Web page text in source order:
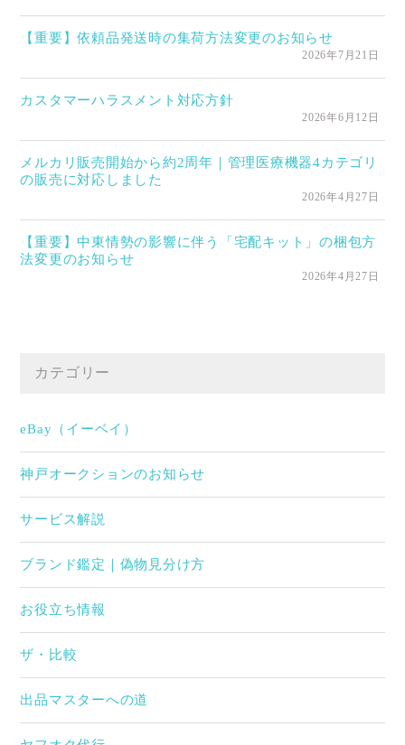
【重要】依頼品発送時の集荷方法変更のお知らせ
2026年7月21日
カスタマーハラスメント対応方針
2026年6月12日
メルカリ販売開始から約2周年｜管理医療機器4カテゴリ
の販売に対応しました
2026年4月27日
【重要】中東情勢の影響に伴う「宅配キット」の梱包方
法変更のお知らせ
2026年4月27日
カテゴリー
eBay（イーベイ）
神戸オークションのお知らせ
サービス解説
ブランド鑑定｜偽物見分け方
お役立ち情報
ザ・比較
出品マスターへの道